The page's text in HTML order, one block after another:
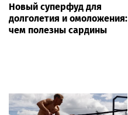
Новый суперфуд для
долголетия и омоложения:
чем полезны сардины